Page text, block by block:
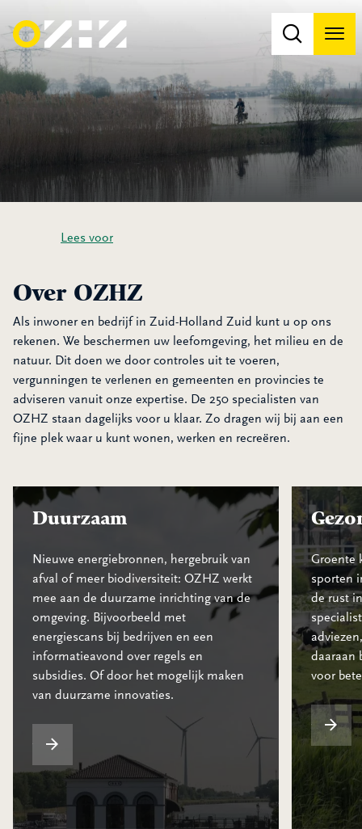
Lees voor
Over OZHZ
Als inwoner en bedrijf in Zuid-Holland Zuid kunt u op ons
rekenen. We beschermen uw leefomgeving, het milieu en de
natuur. Dit doen we door controles uit te voeren,
vergunningen te verlenen en gemeenten en provincies te
adviseren vanuit onze expertise. De 250 specialisten van
OZHZ staan dagelijks voor u klaar. Zo dragen wij bij aan een
fijne plek waar u kunt wonen, werken en recreëren.
Duurzaam
Nieuwe energiebronnen, hergebruik van
afval of meer biodiversiteit: OZHZ werkt
mee aan de duurzame inrichting van de
omgeving. Bijvoorbeeld met
energiescans bij bedrijven en een
informatieavond over regels en
subsidies. Of door het mogelijk maken
van duurzame innovaties.
Groente
sporten
de rust
daaraan
voor